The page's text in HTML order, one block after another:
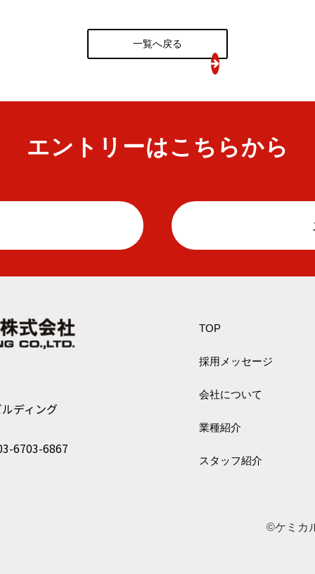
一覧へ戻る
エントリーはこちらから
ディング
6703-6867
TOP
採用メッセージ
会社について
業種紹介
スタッフ紹介
©ケミカ